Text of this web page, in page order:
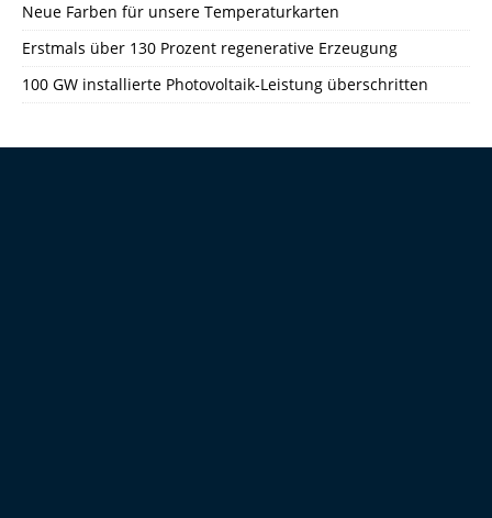
Neue Farben für unsere Temperaturkarten
Erstmals über 130 Prozent regenerative Erzeugung
100 GW installierte Photovoltaik-Leistung überschritten